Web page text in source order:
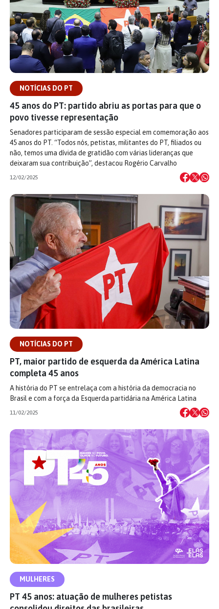
NOTÍCIAS DO PT
45 anos do PT: partido abriu as portas para que o
povo tivesse representação
Senadores participaram de sessão especial em comemoração aos
45 anos do PT. “Todos nós, petistas, militantes do PT, filiados ou
não, temos uma dívida de gratidão com várias lideranças que
deixaram sua contribuição”, destacou Rogério Carvalho
12/02/2025
NOTÍCIAS DO PT
PT, maior partido de esquerda da América Latina
completa 45 anos
A história do PT se entrelaça com a história da democracia no
Brasil e com a força da Esquerda partidária na América Latina
11/02/2025
MULHERES
PT 45 anos: atuação de mulheres petistas